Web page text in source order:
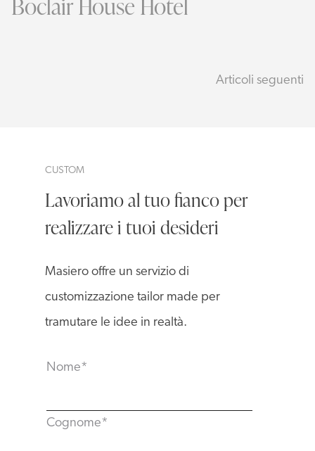
Articoli seguenti
CUSTOM
Lavoriamo al tuo fianco per
realizzare i tuoi desideri
Masiero offre un servizio di
customizzazione tailor made per
tramutare le idee in realtà.
Nome*
Cognome*